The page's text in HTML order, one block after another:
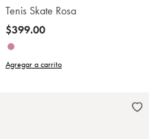
Tenis Skate Rosa
$399.00
Agregar a carrito